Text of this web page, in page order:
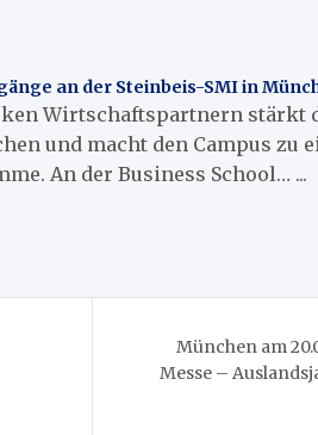
an der Steinbeis-SMI in
Wirtschaftspartnern stärkt
und macht den Campus
An der Business School… ...
München am
Messe –